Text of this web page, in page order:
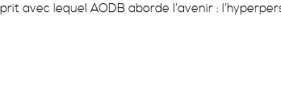
avec lequel AODB aborde l’avenir :